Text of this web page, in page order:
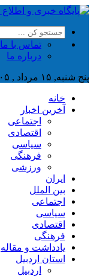
تماس با ما
درباره ما
پنج شنبه, ۱۵ مرداد , ۱۴۰۵
خانه
آخرین اخبار
اجتماعی
اقتصادی
سیاسی
فرهنگی
ورزشی
ایران
بین الملل
اجتماعی
سیاسی
اقتصادی
فرهنگی
یادداشت و مقاله
استان اردبیل
اردبیل